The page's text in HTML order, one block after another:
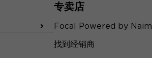
专卖店
Focal Powered by Naim
找到经销商